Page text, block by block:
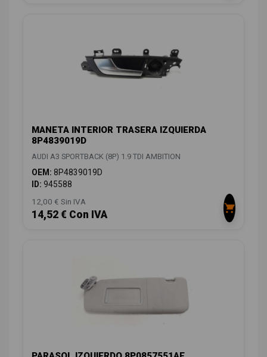
MANETA INTERIOR TRASERA IZQUIERDA
8P4839019D
AUDI A3 SPORTBACK (8P) 1.9 TDI AMBITION
OEM: 8P4839019D
ID: 945588
12,00 € Sin IVA
14,52 € Con IVA